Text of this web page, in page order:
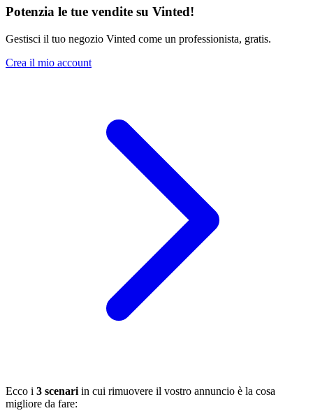
Potenzia le tue vendite su Vinted!
Gestisci il tuo negozio Vinted come un professionista, gratis.
Crea il mio account
Ecco i 3 scenari in cui rimuovere il vostro annuncio è la cosa
migliore da fare: